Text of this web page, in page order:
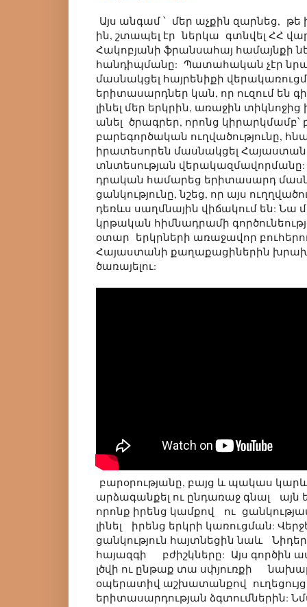
Այս անգամ ՝ մեր աչքին զարնեց, թե
ին, շտապել էր ներկա գտնվել ՀՀ
Հակոբյանի ֆրանսահայ համայնքի
հանդիպմանը: Պատահական չէր նրա
մասնակցել հայրենիքի
երիտասարդներ կան, որ ուզում են
լինել մեր երկրին, առաջին
անել ծրագրեր, որոնց կիրարկմամբ՝
բարեգործական ուղվածությունը,
իրատեսորեն մասնակցել
տնտեսության
դրական համարեց երիտասարդ
ցանկությունը, նշեց, որ այս
դեռևս սաղմնային վիճակում են: Նա
կրթական հիմնադրամի
օտար երկրների առաջավոր
Հայաստանի քաղաքացիներին
ծառայելու:
բարօրությանը, բայց և պակաս
արձագանքել ու ընդառաջ գնալ այն
որոնք իրենց կամքով ու
լինել իրենց երկրի կառուցման:
ցանկություն հայտնեցին նաև
հայազգի բժիշկները: Այս գործին
լծվի ու ընթաք տա սփյուռքի
օպերատիվ աշխատանքով
երիտասարդության ձգտումներին: